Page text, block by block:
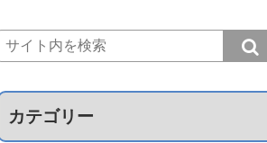
カテゴリー